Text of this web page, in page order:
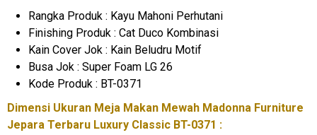
Rangka Produk : Kayu Mahoni Perhutani
Finishing Produk : Cat Duco Kombinasi
Kain Cover Jok : Kain Beludru Motif
Busa Jok : Super Foam LG 26
Kode Produk : BT-0371
Dimensi Ukuran Meja Makan Mewah Madonna Furniture
Jepara Terbaru Luxury Classic BT-0371 :